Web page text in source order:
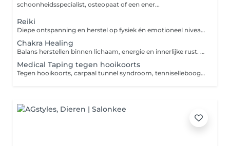
schoonheidsspecialist, osteopaat of een ener...
Reiki
Diepe ontspanning en herstel op fysiek én emotioneel niveau Reiki is een krachtige, traditionele Japanse behandelmethode die gericht is op het ondersteunen van herstel op zowel fysiek als emotioneel niveau. Tijdens een Reiki behandeling wordt het natuurlijke zelfherstellend vermogen van het lichaam geactiveerd, waardoor opgebouwde spanning kan afnemen en het lichaam opnieuw ruimte krijgt om balans te herstellen. Reiki richt zich niet alleen op het verminderen van lichamelijke of emotionele klachten, maar kijkt juist dieper naar de onderliggende oorzaak achter spanning, disbalans of overbelasting binnen het systeem. De behandeling kan zowel ingezet worden bij bestaande klachten als preventief ter ondersteuning van algeheel welzijn en innerlijke balans. Tijdens de behandeling werken wij met zachte handoplegging. Veel mensen ervaren hierbij diepe ontspanning en kunnen sensaties voelen zoals warmte, stroming of lichte tintelingen. Een behandeling waarbij het lichaam wordt uitgenodigd om los te laten wat het langdurig heeft vastgehouden en opnieuw ruimte te creëren voor herstel.
Chakra Healing
Balans herstellen binnen lichaam, energie en innerlijke rust. Chakra Balancing is een zachte energetische behandeling die gericht is op het herstellen van balans binnen het energiesysteem van het lichaam. Binnen het lichaam bevinden zich verschillende energiecentra ook wel chakra's genoemd die invloed hebben op zowel fysiek, emotioneel als mentaal welzijn. Wanneer deze energiecentra uit balans raken of geblokkeerd zijn, kunnen lichamelijke ongemakken, mentale onrust of een gevoel van disbalans ontstaan. Tijdens een Chakra Balancing behandeling werken wij gericht aan het herstellen van deze balans, zodat energie weer vrijer kan stromen en het lichaam opnieuw ruimte krijgt om spanning los te laten. De behandeling start met het scannen van de chakra's, waarna blokkades worden opgespoord, gereinigd en opnieuw geharmoniseerd. Veel mensen ervaren tijdens en na de behandeling diepe ontspanning, meer innerlijke rust en een sterker gevoel van balans tussen lichaam en geest. Een zachte behandelvorm waarbij herstel niet alleen fysiek, maar op meerdere lagen binnen het systeem wordt ondersteund.
Medical Taping tegen hooikoorts
Tegen hooikoorts, carpaal tunnel syndroom, tenniselleboog, pijnlijke nek, zere schouder/knie/enkel etc. Vermeld aub in de opmerking waarvoor de taping is!